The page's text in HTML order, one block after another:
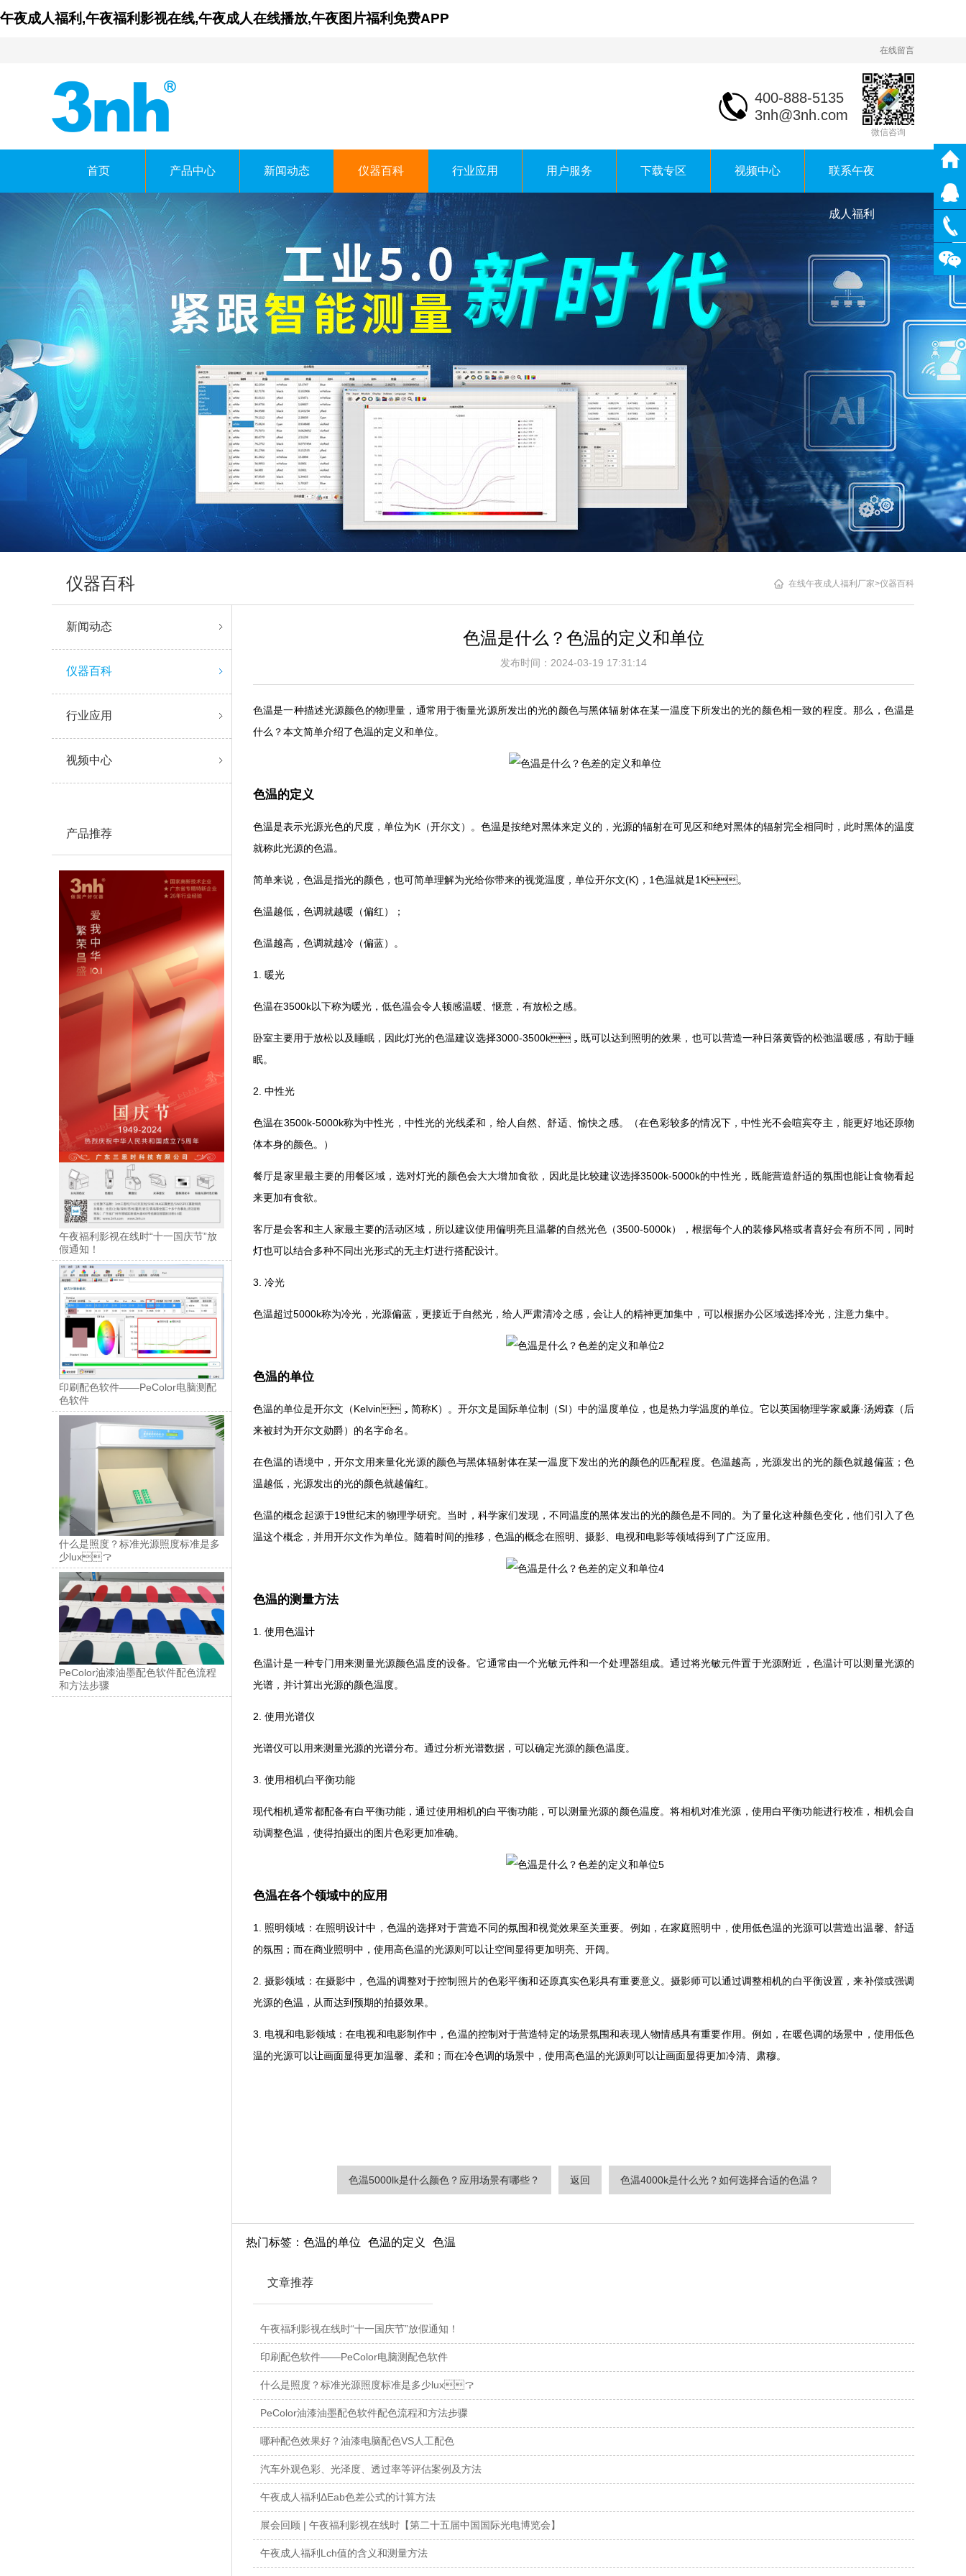
午夜成人福利,午夜福利影视在线,午夜成人在线播放,午夜图片福利免费APP
在线留言
广东午夜福利影视在线时科技有限公司
GUANGDONG THREENH TECHNOLOGY CO.，LTD.
微信咨询
400-888-5135
3nh@3nh.com
首页 产品中心 新闻动态 仪器百科 行业应用 用户服务 下载专区 视频中心 联系午夜
成人福利
仪器百科
新闻动态
仪器百科
行业应用
视频中心
产品推荐
午夜福利影视在线时“十一国庆节”放
假通知！
印刷配色软件——PeColor电脑测配
色软件
什么是照度？标准光源照度标准是多
少lux？
PeColor油漆油墨配色软件配色流程
和方法步骤
在线午夜成人福利厂家>仪器百科
色温是什么？色温的定义和单位
发布时间：2024-03-19 17:31:14
色温是一种描述光源颜色的物理量，通常用于衡量光源所发出的光的颜色与黑体辐射体在某一温度下所发出的光的颜色相一致的程度。那么，色温是
什么？本文简单介绍了色温的定义和单位。
色温的定义
色温是表示光源光色的尺度，单位为K（开尔文）。色温是按绝对黑体来定义的，光源的辐射在可见区和绝对黑体的辐射完全相同时，此时黑体的温度
就称此光源的色温。
简单来说，色温是指光的颜色，也可简单理解为光给你带来的视觉温度，单位开尔文(K)，1色温就是1K。
色温越低，色调就越暖（偏红）；
色温越高，色调就越冷（偏蓝）。
1. 暖光
色温在3500k以下称为暖光，低色温会令人顿感温暖、惬意，有放松之感。
卧室主要用于放松以及睡眠，因此灯光的色温建议选择3000-3500k，既可以达到照明的效果，也可以营造一种日落黄昏的松弛温暖感，有助于睡
眠。
2. 中性光
色温在3500k-5000k称为中性光，中性光的光线柔和，给人自然、舒适、愉快之感。（在色彩较多的情况下，中性光不会喧宾夺主，能更好地还原物
体本身的颜色。）
餐厅是家里最主要的用餐区域，选对灯光的颜色会大大增加食欲，因此是比较建议选择3500k-5000k的中性光，既能营造舒适的氛围也能让食物看起
来更加有食欲。
客厅是会客和主人家最主要的活动区域，所以建议使用偏明亮且温馨的自然光色（3500-5000k），根据每个人的装修风格或者喜好会有所不同，同时
灯也可以结合多种不同出光形式的无主灯进行搭配设计。
3. 冷光
色温超过5000k称为冷光，光源偏蓝，更接近于自然光，给人严肃清冷之感，会让人的精神更加集中，可以根据办公区域选择冷光，注意力集中。
色温的单位
色温的单位是开尔文（Kelvin，简称K）。开尔文是国际单位制（SI）中的温度单位，也是热力学温度的单位。它以英国物理学家威廉·汤姆森（后
来被封为开尔文勋爵）的名字命名。
在色温的语境中，开尔文用来量化光源的颜色与黑体辐射体在某一温度下发出的光的颜色的匹配程度。色温越高，光源发出的光的颜色就越偏蓝；色
温越低，光源发出的光的颜色就越偏红。
色温的概念起源于19世纪末的物理学研究。当时，科学家们发现，不同温度的黑体发出的光的颜色是不同的。为了量化这种颜色变化，他们引入了色
温这个概念，并用开尔文作为单位。随着时间的推移，色温的概念在照明、摄影、电视和电影等领域得到了广泛应用。
色温的测量方法
1. 使用色温计
色温计是一种专门用来测量光源颜色温度的设备。它通常由一个光敏元件和一个处理器组成。通过将光敏元件置于光源附近，色温计可以测量光源的
光谱，并计算出光源的颜色温度。
2. 使用光谱仪
光谱仪可以用来测量光源的光谱分布。通过分析光谱数据，可以确定光源的颜色温度。
3. 使用相机白平衡功能
现代相机通常都配备有白平衡功能，通过使用相机的白平衡功能，可以测量光源的颜色温度。将相机对准光源，使用白平衡功能进行校准，相机会自
动调整色温，使得拍摄出的图片色彩更加准确。
色温在各个领域中的应用
1. 照明领域：在照明设计中，色温的选择对于营造不同的氛围和视觉效果至关重要。例如，在家庭照明中，使用低色温的光源可以营造出温馨、舒适
的氛围；而在商业照明中，使用高色温的光源则可以让空间显得更加明亮、开阔。
2. 摄影领域：在摄影中，色温的调整对于控制照片的色彩平衡和还原真实色彩具有重要意义。摄影师可以通过调整相机的白平衡设置，来补偿或强调
光源的色温，从而达到预期的拍摄效果。
3. 电视和电影领域：在电视和电影制作中，色温的控制对于营造特定的场景氛围和表现人物情感具有重要作用。例如，在暖色调的场景中，使用低色
温的光源可以让画面显得更加温馨、柔和；而在冷色调的场景中，使用高色温的光源则可以让画面显得更加冷清、肃穆。
色温5000lk是什么颜色？应用场景有哪些？ 返回 色温4000k是什么光？如何选择合适的色温？
热门标签： 色温的单位 色温的定义 色温
文章推荐
午夜福利影视在线时“十一国庆节”放假通知！
印刷配色软件——PeColor电脑测配色软件
什么是照度？标准光源照度标准是多少lux？
PeColor油漆油墨配色软件配色流程和方法步骤
哪种配色效果好？油漆电脑配色VS人工配色
汽车外观色彩、光泽度、透过率等评估案例及方法
午夜成人福利ΔEab色差公式的计算方法
展会回顾 | 午夜福利影视在线时【第二十五届中国国际光电博览会】
午夜成人福利Lch值的含义和测量方法